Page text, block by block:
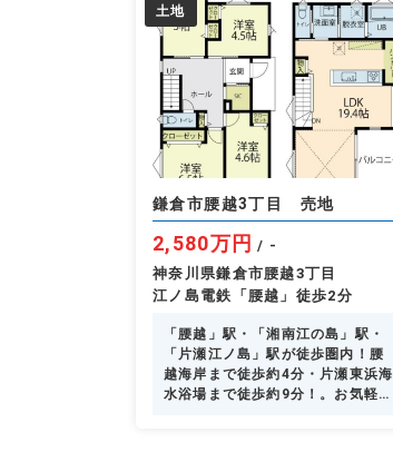
土地
鎌倉市腰越3丁目 売地
2,580万円 / -
神奈川県鎌倉市腰越3丁目
江ノ島電鉄「腰越」徒歩2分
「腰越」駅・「湘南江の島」駅・
「片瀬江ノ島」駅が徒歩圏内！腰
越海岸まで徒歩約4分・片瀬東浜海
水浴場まで徒歩約9分！。お気軽に